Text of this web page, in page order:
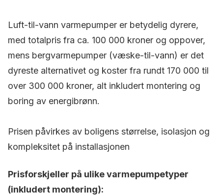
Luft-til-vann varmepumper er betydelig dyrere,
med totalpris fra ca. 100 000 kroner og oppover,
mens bergvarmepumper (væske-til-vann) er det
dyreste alternativet og koster fra rundt 170 000 til
over 300 000 kroner, alt inkludert montering og
boring av energibrønn.
Prisen påvirkes av boligens størrelse, isolasjon og
kompleksitet på installasjonen
Prisforskjeller på ulike varmepumpetyper
(inkludert montering):